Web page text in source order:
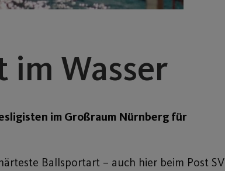
im Wasser
im Großraum Nürnberg für
Ballsportart – auch hier beim Post SV